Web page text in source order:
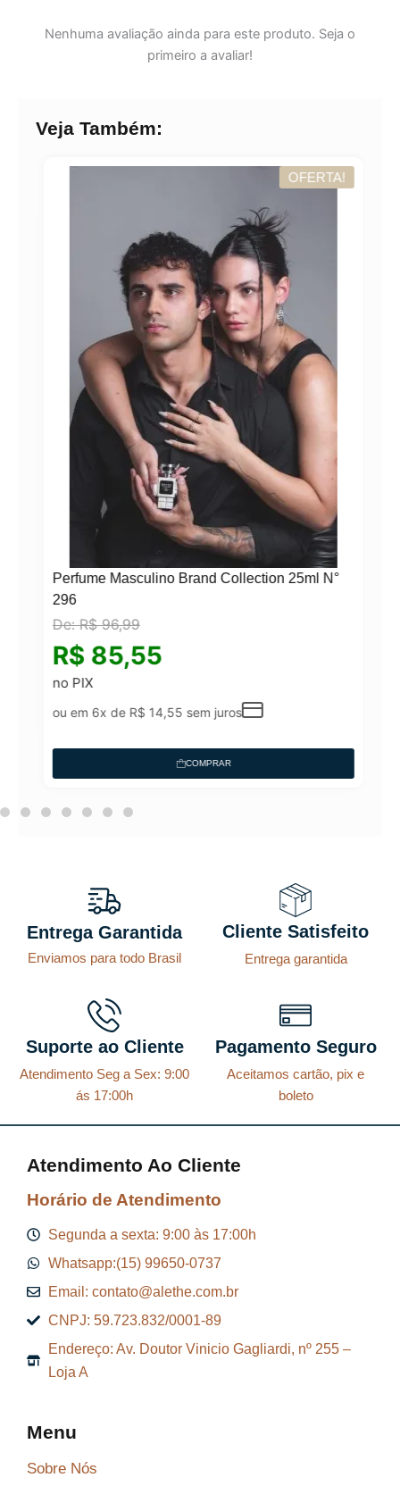
Nenhuma avaliação ainda para este produto. Seja o
primeiro a avaliar!
Veja Também:
OFERTA!
Perfume Masculino Brand Collection 25ml N°
296
De:R$96,99
R$85,55
no PIX
ou em 6x de R$14,55sem juros
COMPRAR
Entrega Garantida
Enviamos para todo Brasil
Cliente Satisfeito
Entrega garantida
Suporte ao Cliente
Atendimento Seg a Sex: 9:00
ás 17:00h
Pagamento Seguro
Aceitamos cartão, pix e
boleto
Atendimento Ao Cliente
Horário de Atendimento
Segunda a sexta: 9:00 às 17:00h
Whatsapp:(15) 99650-0737
Email: contato@alethe.com.br
CNPJ: 59.723.832/0001-89
Endereço: Av. Doutor Vinicio Gagliardi, nº 255 –
Loja A
Menu
Sobre Nós